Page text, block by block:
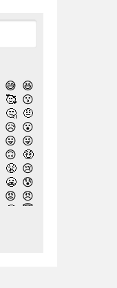
😅 😆
🥰 😗
🤔 🤨
😥 😮
😛 😜
🙃 🤑
😤 😢
😬 😰
😡 😠
🤧 😇